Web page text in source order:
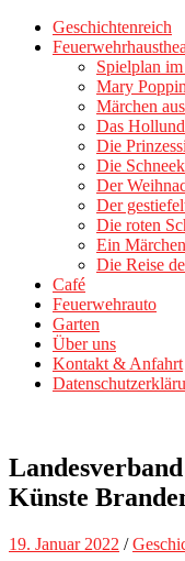
Geschichtenreich
Spielplan
Mary
Märchen
Das
Die
Die
Der
Der
Die roten
Ein
Die Reise
Café
Feuerwehrauto
Garten
Über uns
Kontakt & Anfahrt
Künste
19. Januar 2022 /